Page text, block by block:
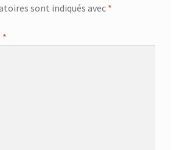
sont indiqués avec *
*